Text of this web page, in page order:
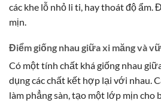
các khe lỗ nhỏ li ti, hay thoát độ ẩm.
mịn.
Điểm giống nhau giữa xi măng và
Có một tính chất khá giống nhau
dụng các chất kết hợp lại với nhau.
làm phẳng sàn, tạo một lớp mịn